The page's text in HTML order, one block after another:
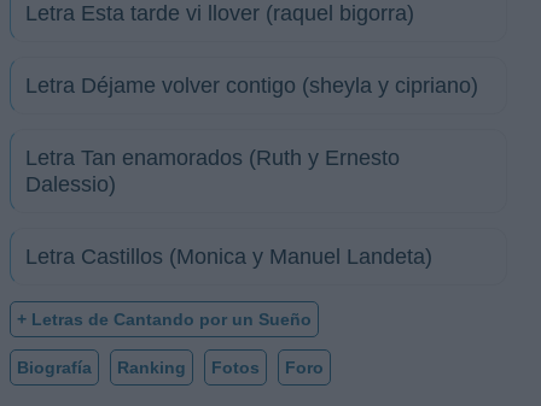
Letra Esta tarde vi llover (raquel bigorra)
Letra Déjame volver contigo (sheyla y cipriano)
Letra Tan enamorados (Ruth y Ernesto
Dalessio)
Letra Castillos (Monica y Manuel Landeta)
+ Letras de Cantando por un Sueño
Biografía Ranking Fotos Foro